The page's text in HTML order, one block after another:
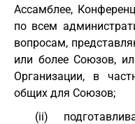
Ассамблее,
по всем
вопросам,
или более Союзов,
Организации, в
общих для Союзов;
(ii)